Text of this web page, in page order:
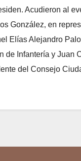
Acudieron al
González, en
Elías Alejandro
de Infantería y Juan
del Consejo